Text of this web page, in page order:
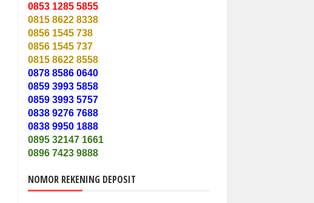
0853 1285 5855
0815 8622 8338
0856 1545 738
0856 1545 737
0815 8622 8558
0878 8586 0640
0859 3993 5858
0859 3993 5757
0838 9276 7688
0838 9950 1888
0895 32147 1661
0896 7423 9888
NOMOR REKENING DEPOSIT